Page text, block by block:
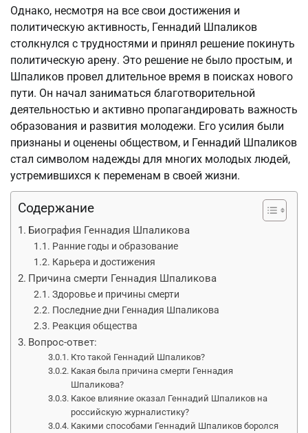
Однако, несмотря на все свои достижения и
политическую активность, Геннадий Шпаликов
столкнулся с трудностями и принял решение покинуть
политическую арену. Это решение не было простым, и
Шпаликов провел длительное время в поисках нового
пути. Он начал заниматься благотворительной
деятельностью и активно пропагандировать важность
образования и развития молодежи. Его усилия были
признаны и оценены обществом, и Геннадий Шпаликов
стал символом надежды для многих молодых людей,
устремившихся к переменам в своей жизни.
Содержание
Биография Геннадия Шпаликова
Ранние годы и образование
Карьера и достижения
Причина смерти Геннадия Шпаликова
Здоровье и причины смерти
Последние дни Геннадия Шпаликова
Реакция общества
Вопрос-ответ:
Кто такой Геннадий Шпаликов?
Какая была причина смерти Геннадия
Шпаликова?
Какое влияние оказал Геннадий Шпаликов на
российскую журналистику?
Какими способами Геннадий Шпаликов боролся